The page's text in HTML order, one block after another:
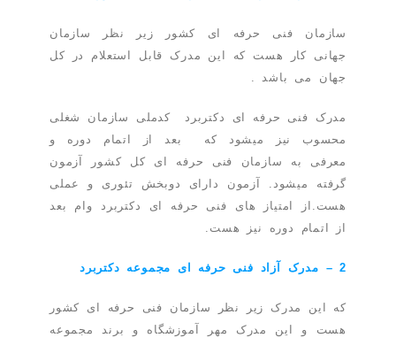
سازمان فنی حرفه ای کشور زیر نظر سازمان
جهانی کار هست که این مدرک قابل استعلام در کل
جهان می باشد .
مدرک فنی حرفه ای دکتربرد کدملی سازمان شغلی
محسوب نیز میشود که بعد از اتمام دوره و
معرفی به سازمان فنی حرفه ای کل کشور آزمون
گرفته میشود. آزمون دارای دوبخش تئوری و عملی
هست.از امتیاز های فنی حرفه ای دکتربرد وام بعد
از اتمام دوره نیز هست.
2 – مدرک آزاد فنی حرفه ای مجموعه دکتربرد
که این مدرک زیر نظر سازمان فنی حرفه ای کشور
هست و این مدرک مهر آموزشگاه و برند مجموعه